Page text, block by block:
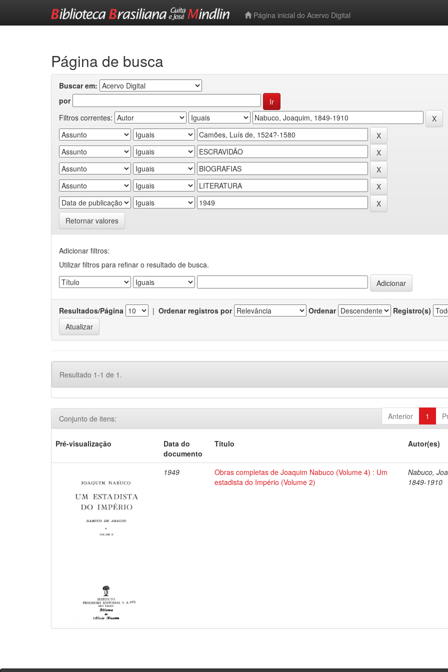
Página inicial do Acervo Digital
Página de busca
Buscar em:
por
Filtros correntes:
Retornar valores
Adicionar filtros:
Utilizar filtros para refinar o resultado de busca.
Resultados/Página | Ordenar registros por Ordenar Registro(s)
Resultado 1-1 de 1.
Anterior 1
Conjunto de itens:
Pré-visualização
Data do
documento
Título Autor(es)
1949
Obras completas de Joaquim Nabuco (Volume 4) : Um
estadista do Império (Volume 2)
Nabuco,
1849-1910